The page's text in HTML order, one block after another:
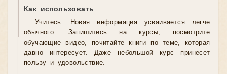
Как использовать
Учитесь. Новая информация усваивается легче
обычного. Запишитесь на курсы, посмотрите
обучающие видео, почитайте книги по теме, которая
давно интересует. Даже небольшой курс принесет
пользу и удовольствие.